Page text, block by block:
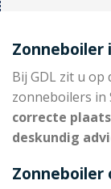
Zonneboiler
Bij GDL zit u op
zonneboilers in
correcte
deskundig
Zonneboiler